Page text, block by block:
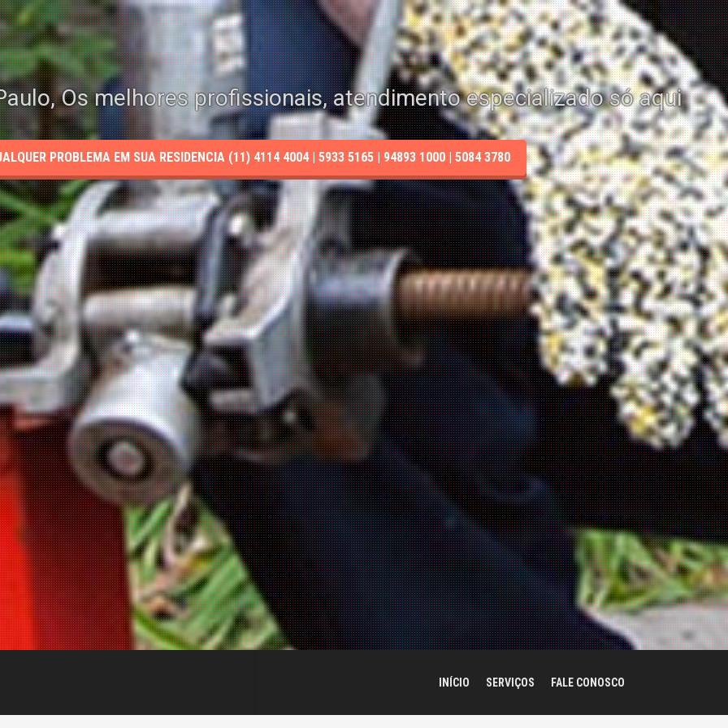
Os melhores profissionais, atendimento especializado só aqui
PROBLEMA EM SUA RESIDENCIA (11) 4114 4004 | 5933 5165 | 94893 1000 | 5084 3780
INÍCIO SERVIÇOS FALE CONOSCO